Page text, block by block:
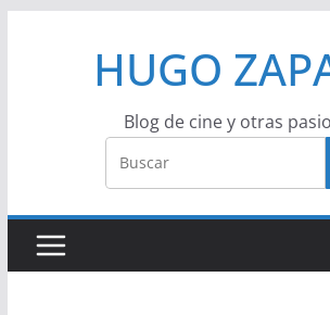
HUGO
Blog de cine y otras